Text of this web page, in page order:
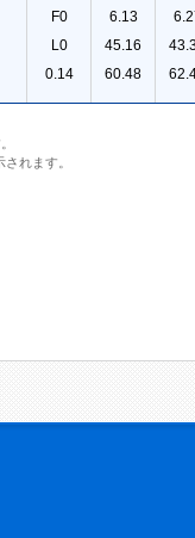
F0
L0
0.14
6.13
45.16
60.48
れます。